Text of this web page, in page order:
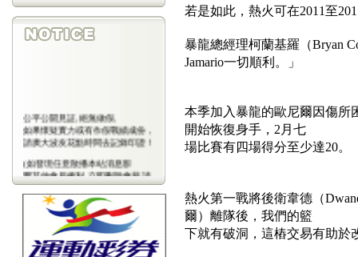
(包年優惠期已停止)
公平公開見証,絕無做假,
如果懷疑實力或有作假戰績成份，
請廣大波友花點時間去記錄印證！
(如發現任意散播本站消息影
響其他會員權利,立即刪除會藉,請
會
員注意)
若是如此，熱火可在2011至
暴龍總經理柯蘭基羅（Bryan
Jamario一切順利。」
本季加入暴龍的歐尼爾因傷所
開始恢復身手，2月七
場比賽有四場得分至少達20。
熱火第一戰將後衛韋德（
爾）離隊後，我們的籃
下就有破洞，這樁交易有助於